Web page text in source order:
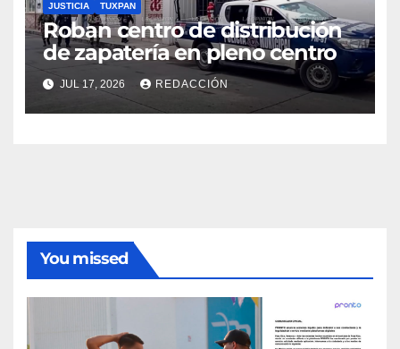
JUSTICIA TUXPAN
Roban centro de distribución
de zapatería en pleno centro
JUL 17, 2026 REDACCIÓN
You missed